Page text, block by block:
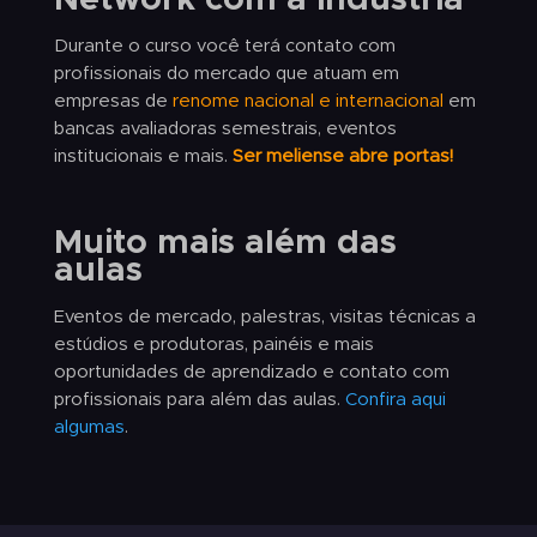
Durante o curso você terá contato com
profissionais do mercado que atuam em
empresas de renome nacional e internacional em
bancas avaliadoras semestrais, eventos
institucionais e mais. Ser meliense abre portas!
Muito mais além das
aulas
Eventos de mercado, palestras, visitas técnicas a
estúdios e produtoras, painéis e mais
oportunidades de aprendizado e contato com
profissionais para além das aulas. Confira aqui
algumas.